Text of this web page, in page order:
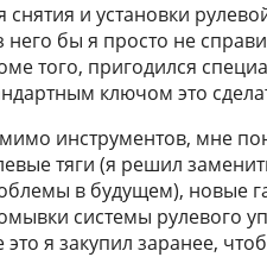
снятия и установки
него бы я просто не
того, пригодился
ключом это
инструментов, мне
тяги (я решил
в будущем), новые
системы рулевого
это я закупил заранее,